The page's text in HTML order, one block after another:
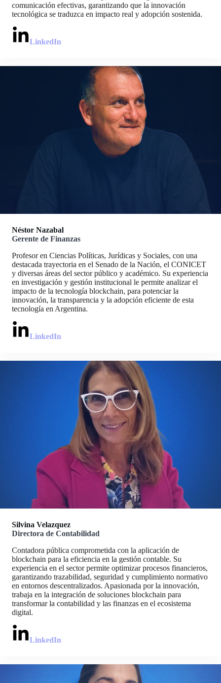
comunicación efectivas, garantizando que la innovación
tecnológica se traduzca en impacto real y adopción sostenida.
LinkedIn
Néstor Nazabal
Gerente de Finanzas
Profesor en Ciencias Políticas, Jurídicas y Sociales, con una
destacada trayectoria en el Senado de la Nación, el CONICET
y diversas áreas del sector público y académico. Su experiencia
en investigación y gestión institucional le permite analizar el
impacto de la tecnología blockchain, para potenciar la
innovación, la transparencia y la adopción eficiente de esta
tecnología en Argentina.
LinkedIn
Silvina Velazquez
Directora de Contabilidad
Contadora pública comprometida con la aplicación de
blockchain para la eficiencia en la gestión contable. Su
experiencia en el sector permite optimizar procesos financieros,
garantizando trazabilidad, seguridad y cumplimiento normativo
en entornos descentralizados. Apasionada por la innovación,
trabaja en la integración de soluciones blockchain para
transformar la contabilidad y las finanzas en el ecosistema
digital.
LinkedIn